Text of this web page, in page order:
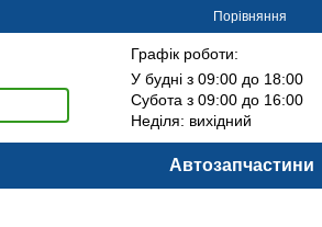
Порівняння
Графік роботи:
У будні з 09:00 до 18:00
Субота з 09:00 до 16:00
Неділя: вихідний
Автозапчастини